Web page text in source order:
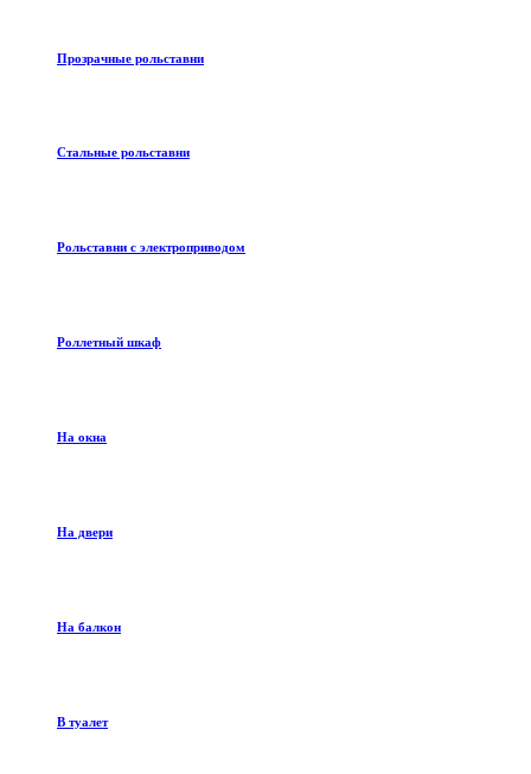
Прозрачные рольставни
Стальные рольставни
Рольставни с электроприводом
Роллетный шкаф
На окна
На двери
На балкон
В туалет